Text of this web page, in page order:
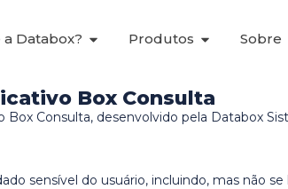
Databox? Produtos Sobre
Box Consulta
Consulta, desenvolvido pela Databox
sensível do usuário, incluindo, mas não